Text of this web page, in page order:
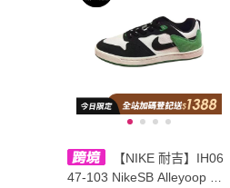
【NIKE 耐吉】IH06
47-103 NikeSB Alleyoop 舒